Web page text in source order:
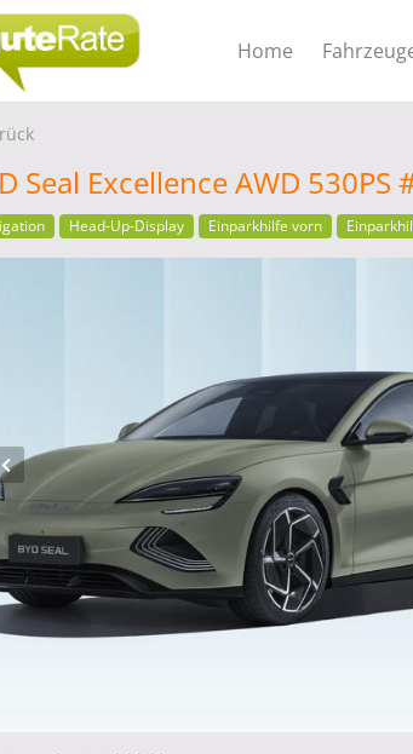
Home
Seal Excellence AWD
Head-Up-Display Einparkhilfe vorn